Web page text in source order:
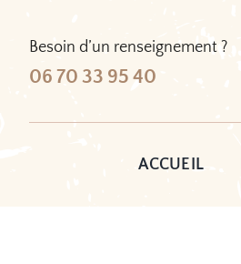
contenu
Besoin d’un renseignement ?
06 70 33 95 40
ACCUEIL